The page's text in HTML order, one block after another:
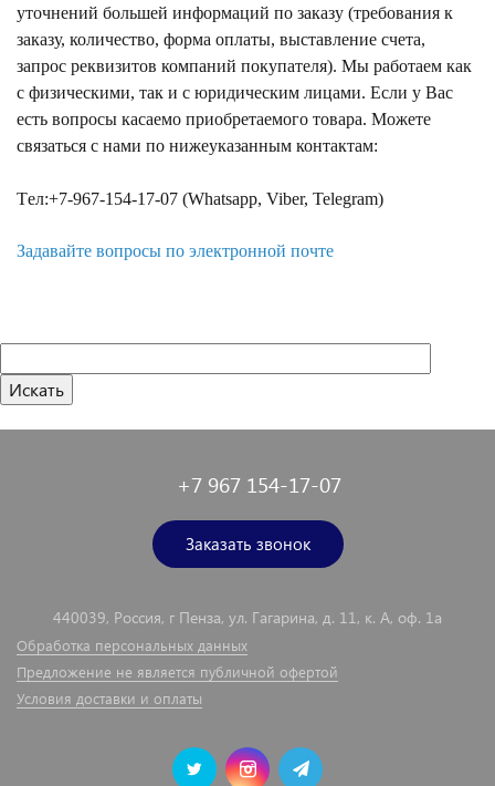
уточнений большей информаций по заказу (требования к
заказу, количество, форма оплаты, выставление счета,
запрос реквизитов компаний покупателя). Мы работаем как
с физическими, так и с юридическим лицами. Если у Вас
есть вопросы касаемо приобретаемого товара. Можете
связаться с нами по нижеуказанным контактам:
Tел:+7-967-154-17-07 (Whatsapp, Viber, Telegram)
Задавайте вопросы по электронной почте
+7 967 154-17-07
Заказать звонок
440039, Россия, г Пенза, ул. Гагарина, д. 11, к. А, оф. 1а
Обработка персональных данных
Предложение не является публичной офертой
Условия доставки и оплаты